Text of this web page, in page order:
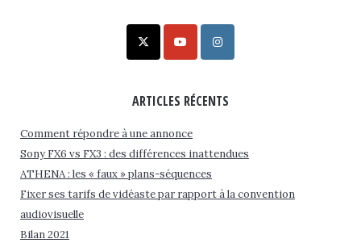
ARTICLES RÉCENTS
Comment répondre à une annonce
Sony FX6 vs FX3 : des différences inattendues
ATHENA : les « faux » plans-séquences
Fixer ses tarifs de vidéaste par rapport à la convention
audiovisuelle
Bilan 2021